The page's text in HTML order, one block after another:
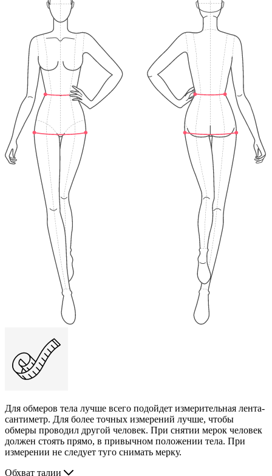
Для обмеров тела лучше всего подойдет измерительная лента-
сантиметр. Для более точных измерений лучше, чтобы
обмеры проводил другой человек. При снятии мерок человек
должен стоять прямо, в привычном положении тела. При
измерении не следует туго снимать мерку.
Обхват талии